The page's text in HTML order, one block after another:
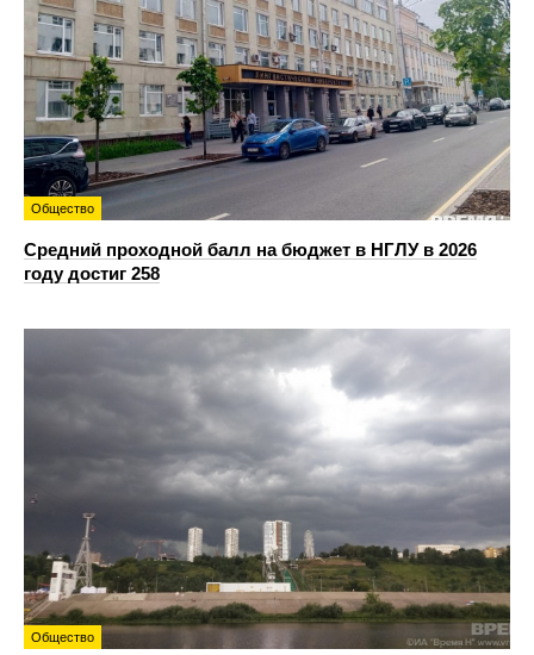
Общество
Средний проходной балл на бюджет в НГЛУ в 2026
году достиг 258
Общество